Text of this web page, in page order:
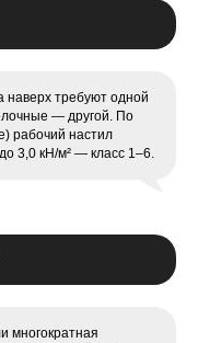
требуют одной
— другой. По
рабочий настил
3,0 кН/м² — класс 1–6.
многократная